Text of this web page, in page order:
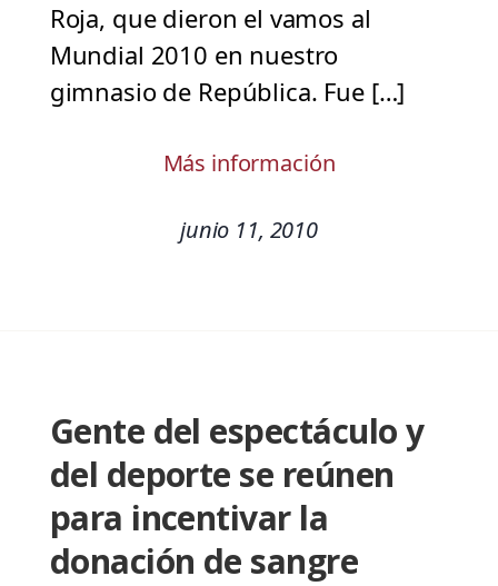
Roja, que dieron el vamos al
Mundial 2010 en nuestro
gimnasio de República. Fue […]
Más información
junio 11, 2010
Gente del espectáculo y
del deporte se reúnen
para incentivar la
donación de sangre